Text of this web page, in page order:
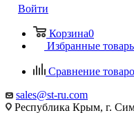
Войти
Корзина0
Избранные
Сравнение
sales@st-ru.com
Республика Крым, г.